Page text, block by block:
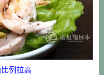
例拉高